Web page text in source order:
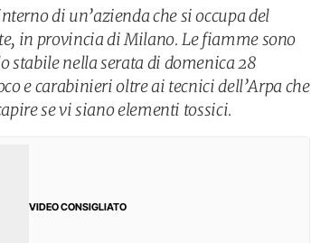
di un’azienda che si occupa del
in provincia di Milano. Le fiamme sono
stabile nella serata di domenica 28
e carabinieri oltre ai tecnici dell’Arpa che
se vi siano elementi tossici.
VIDEO CONSIGLIATO